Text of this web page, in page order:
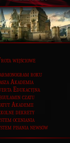
wejściowe
roku
Akademia
Edukacyjna
czatu
Akademii
dekrety
oceniania
pisania newsów